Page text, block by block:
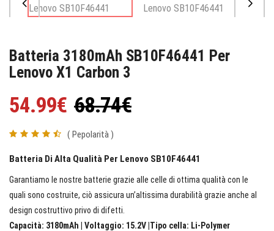
Batteria 3180mAh SB10F46441 Per
Lenovo X1 Carbon 3
54.99€ 68.74€
( Pepolarità )
Batteria Di Alta Qualità Per Lenovo SB10F46441
Garantiamo le nostre batterie grazie alle celle di ottima qualità con le
quali sono costruite, ciò assicura un’altissima durabilità grazie anche al
design costruttivo privo di difetti.
Capacità: 3180mAh | Voltaggio: 15.2V |Tipo cella: Li-Polymer